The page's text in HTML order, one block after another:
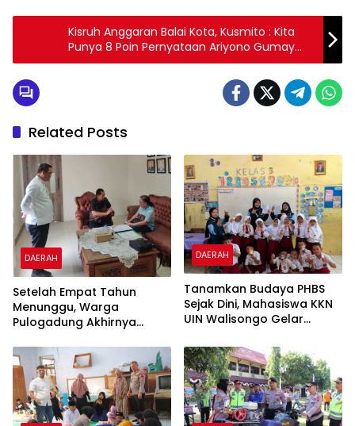
Kisruh Anggaran Balai Kota, Kusmito : Kita
Punya 8 Poin Pernyataan Ariyono Gumay
Keliru
Related Posts
DAERAH
Setelah Empat Tahun
Menunggu, Warga
Pulogadung Akhirnya
Kantah Jakarta Timur
DAERAH
Tanamkan Budaya PHBS
Sejak Dini, Mahasiswa KKN
UIN Walisongo Gelar
Interaktif di SDN 01
Pamriyan